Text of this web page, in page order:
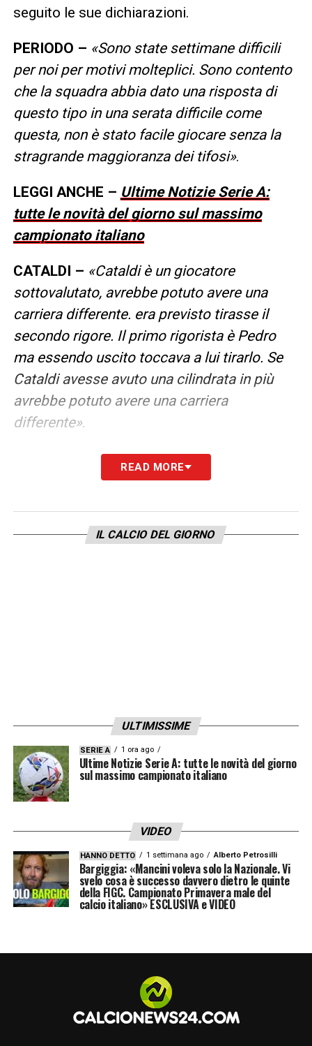
seguito le sue dichiarazioni.
PERIODO – «Sono state settimane difficili
per noi per motivi molteplici. Sono contento
che la squadra abbia dato una risposta di
questo tipo in una serata difficile come
questa, non è stato facile giocare senza la
stragrande maggioranza dei tifosi».
LEGGI ANCHE – Ultime Notizie Serie A:
tutte le novità del giorno sul massimo
campionato italiano
CATALDI – «Cataldi è un giocatore
sottovalutato, avrebbe potuto avere una
carriera differente. era previsto tirasse il
secondo rigore. Il primo rigorista è Pedro
ma essendo uscito toccava a lui tirarlo. Se
Cataldi avesse avuto una cilindrata in più
avrebbe potuto avere una carriera
differente».
ROMAGNOLI – «Del mercato non mi
interessa, mentre la situazione di Romagnoli
e neanche lui sa cosa dirmi. Per noi è un
giocatore importante, abbiamo fatto una
READ MORE
IL CALCIO DEL GIORNO
ULTIMISSIME
SERIE A 1 ora ago
Ultime Notizie Serie A: tutte le novità del giorno
sul massimo campionato italiano
VIDEO
HANNO DETTO 1 settimana ago Alberto Petrosilli
Bargiggia: «Mancini voleva solo la Nazionale. Vi
svelo cosa è successo davvero dietro le quinte
della FIGC. Campionato Primavera male del
calcio italiano» ESCLUSIVA e VIDEO